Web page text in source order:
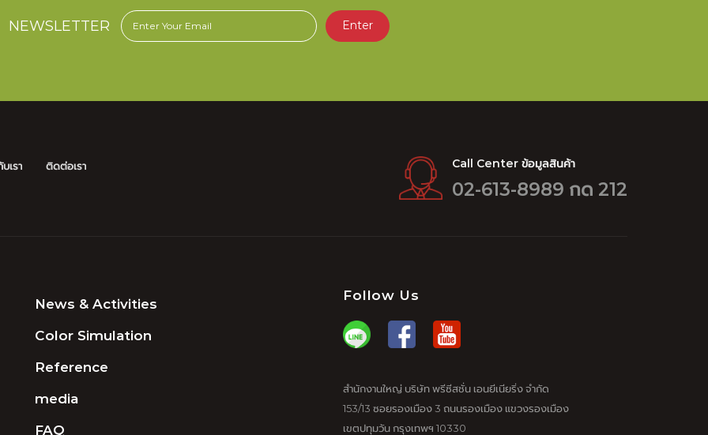
NEWSLETTER Enter
เรา ติดต่อเรา Call Center ข้อมูลสินค้า
02-613-8989 กด 212
News & Activities
Color Simulation
Reference
media
FAQ
Follow Us
สำนักงานใหญ่ บริษัท พรีซีสชั่น เอนยีเนียริ่ง จำกัด
153/13 ซอยรองเมือง 3 ถนนรองเมือง แขวงรองเมือง
เขตปทุมวัน กรุงเทพฯ 10330